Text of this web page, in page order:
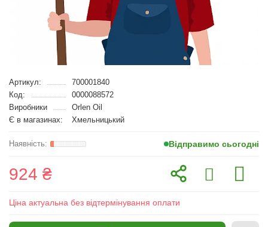
Артикул:
700001840
Код:
0000088572
Виробники
Orlen Oil
Є в магазинах:
Хмельницький
Відправимо сьогодні
924 ₴
Ціна актуальна без відтермінування оплати